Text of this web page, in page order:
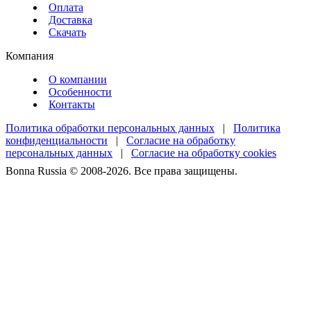
Оплата
Доставка
Скачать
Компания
О компании
Особенности
Контакты
Политика обработки персональных данных | Политика
конфиденциальности | Согласие на обработку
персональных данных | Согласие на обработку cookies
Bonna Russia © 2008-2026. Все права защищены.